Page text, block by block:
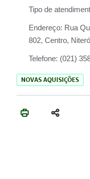
Tipo de
Endereço: Rua
802, Centro,
Telefone: (021)
NOVAS AQUISIÇÕES